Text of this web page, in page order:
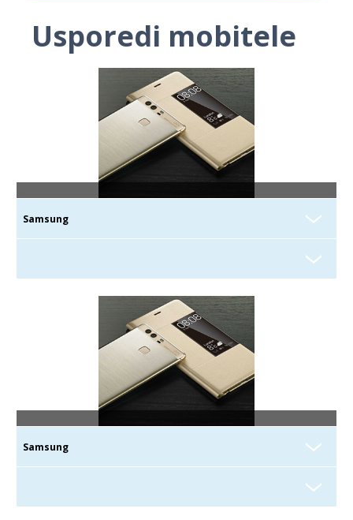
Usporedi mobitele